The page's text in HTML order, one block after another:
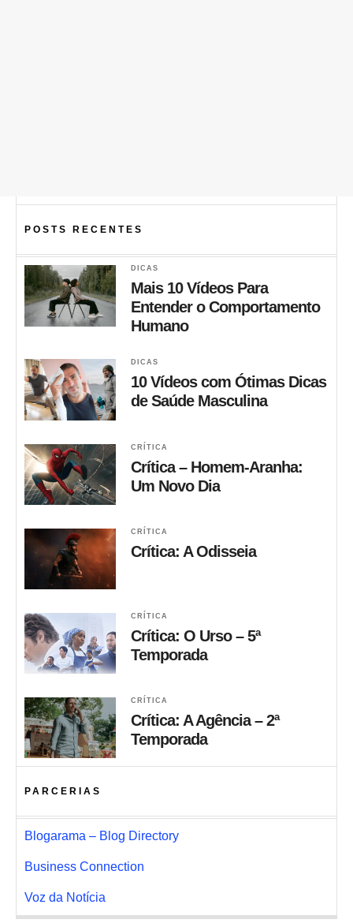
POSTS RECENTES
DICAS
Mais 10 Vídeos Para
Entender o Comportamento
Humano
DICAS
10 Vídeos com Ótimas Dicas
de Saúde Masculina
CRÍTICA
Crítica – Homem-Aranha:
Um Novo Dia
CRÍTICA
Crítica: A Odisseia
CRÍTICA
Crítica: O Urso – 5ª
Temporada
CRÍTICA
Crítica: A Agência – 2ª
Temporada
PARCERIAS
Blogarama – Blog Directory
Business Connection
Voz da Notícia